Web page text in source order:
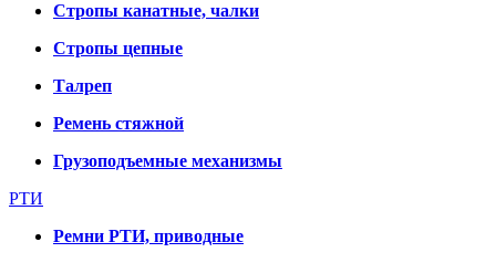
Стропы канатные, чалки
Стропы цепные
Талреп
Ремень стяжной
Грузоподъемные механизмы
РТИ
Ремни РТИ, приводные